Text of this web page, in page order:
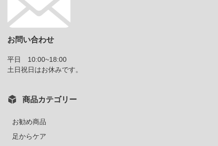
お問い合わせ
平日 10:00~18:00
土日祝日はお休みです。
商品カテゴリー
お勧め商品
足からケア